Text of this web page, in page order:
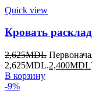
Quick view
Кровать
2,625MDL
2,625MDL.2,400MDL
В корзину
-9%